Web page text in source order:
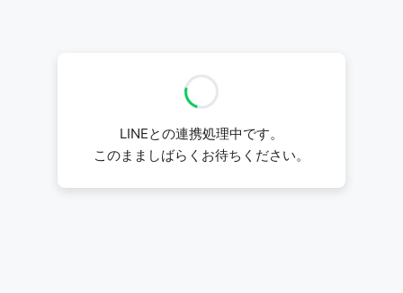
LINEとの連携処理中です。
このまましばらくお待ちください。